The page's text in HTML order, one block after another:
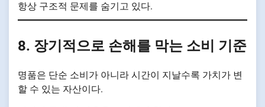
항상 구조적 문제를 숨기고 있다.
8. 장기적으로 손해를 막는 소비 기준
명품은 단순 소비가 아니라 시간이 지날수록 가치가 변
할 수 있는 자산이다.